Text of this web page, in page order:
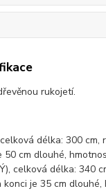
rukojetí.
délka: 300 cm,
50 cm dlouhé,
celková délka: 340
je 35 cm dlouhé,